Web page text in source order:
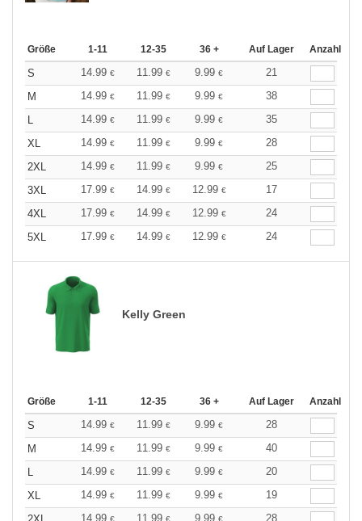
Größe 1-11 12-35 36 + Auf Lager Anzahl
S 14.99 € 11.99 € 9.99 €
21
M
14.99 € 11.99 € 9.99 €
38
L
14.99 € 11.99 € 9.99 €
35
XL
14.99 € 11.99 € 9.99 €
28
2XL
14.99 € 11.99 € 9.99 €
25
3XL
17.99 € 14.99 € 12.99 €
17
4XL
17.99 € 14.99 € 12.99 €
24
5XL
17.99 € 14.99 € 12.99 € 24
Kelly Green
Größe 1-11 12-35 36 + Auf Lager Anzahl
S 14.99 € 11.99 € 9.99 €
28
M
14.99 € 11.99 € 9.99 €
40
L
14.99 € 11.99 € 9.99 €
20
XL
14.99 € 11.99 € 9.99 €
19
14.99 € 11.99 € 9.99 € 28